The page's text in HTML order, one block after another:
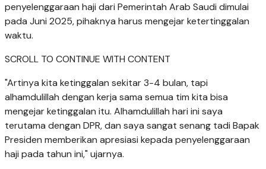
penyelenggaraan haji dari Pemerintah Arab Saudi dimulai
pada Juni 2025, pihaknya harus mengejar ketertinggalan
waktu.
SCROLL TO CONTINUE WITH CONTENT
"Artinya kita ketinggalan sekitar 3-4 bulan, tapi
alhamdulillah dengan kerja sama semua tim kita bisa
mengejar ketinggalan itu. Alhamdulillah hari ini saya
terutama dengan DPR, dan saya sangat senang tadi Bapak
Presiden memberikan apresiasi kepada penyelenggaraan
haji pada tahun ini," ujarnya.